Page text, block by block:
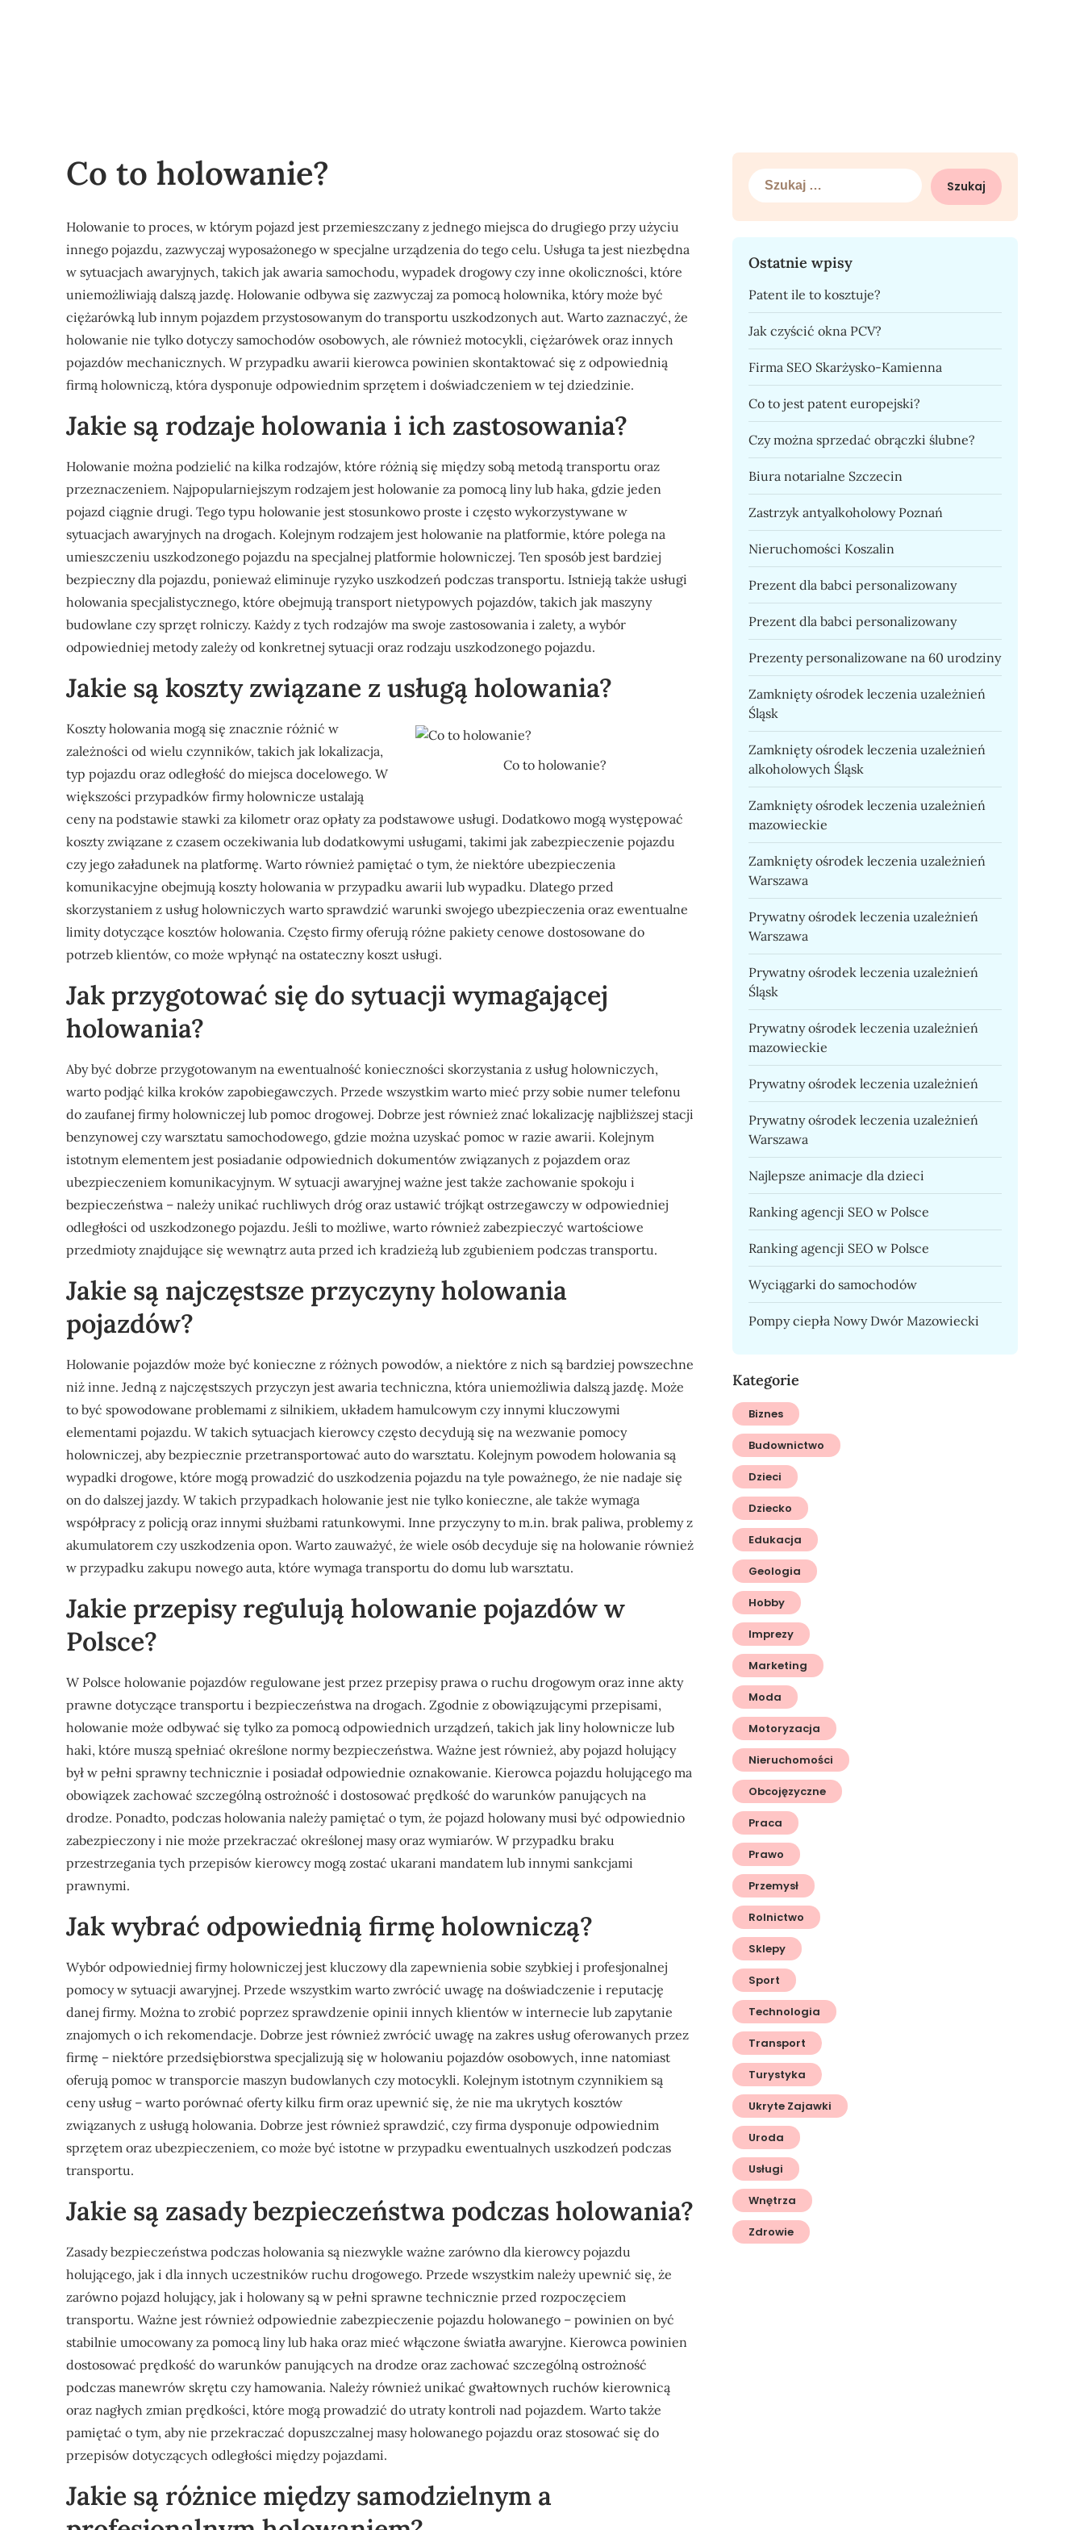
Co to holowanie?
Holowanie to proces, w którym pojazd jest przemieszczany z jednego miejsca do drugiego przy użyciu
innego pojazdu, zazwyczaj wyposażonego w specjalne urządzenia do tego celu. Usługa ta jest niezbędna
w sytuacjach awaryjnych, takich jak awaria samochodu, wypadek drogowy czy inne okoliczności, które
uniemożliwiają dalszą jazdę. Holowanie odbywa się zazwyczaj za pomocą holownika, który może być
ciężarówką lub innym pojazdem przystosowanym do transportu uszkodzonych aut. Warto zaznaczyć, że
holowanie nie tylko dotyczy samochodów osobowych, ale również motocykli, ciężarówek oraz innych
pojazdów mechanicznych. W przypadku awarii kierowca powinien skontaktować się z odpowiednią
firmą holowniczą, która dysponuje odpowiednim sprzętem i doświadczeniem w tej dziedzinie.
Jakie są rodzaje holowania i ich zastosowania?
Holowanie można podzielić na kilka rodzajów, które różnią się między sobą metodą transportu oraz
przeznaczeniem. Najpopularniejszym rodzajem jest holowanie za pomocą liny lub haka, gdzie jeden
pojazd ciągnie drugi. Tego typu holowanie jest stosunkowo proste i często wykorzystywane w
sytuacjach awaryjnych na drogach. Kolejnym rodzajem jest holowanie na platformie, które polega na
umieszczeniu uszkodzonego pojazdu na specjalnej platformie holowniczej. Ten sposób jest bardziej
bezpieczny dla pojazdu, ponieważ eliminuje ryzyko uszkodzeń podczas transportu. Istnieją także usługi
holowania specjalistycznego, które obejmują transport nietypowych pojazdów, takich jak maszyny
budowlane czy sprzęt rolniczy. Każdy z tych rodzajów ma swoje zastosowania i zalety, a wybór
odpowiedniej metody zależy od konkretnej sytuacji oraz rodzaju uszkodzonego pojazdu.
Jakie są koszty związane z usługą holowania?
Co to holowanie?
Koszty holowania mogą się znacznie różnić w
zależności od wielu czynników, takich jak lokalizacja,
typ pojazdu oraz odległość do miejsca docelowego. W
większości przypadków firmy holownicze ustalają
ceny na podstawie stawki za kilometr oraz opłaty za podstawowe usługi. Dodatkowo mogą występować
koszty związane z czasem oczekiwania lub dodatkowymi usługami, takimi jak zabezpieczenie pojazdu
czy jego załadunek na platformę. Warto również pamiętać o tym, że niektóre ubezpieczenia
komunikacyjne obejmują koszty holowania w przypadku awarii lub wypadku. Dlatego przed
skorzystaniem z usług holowniczych warto sprawdzić warunki swojego ubezpieczenia oraz ewentualne
limity dotyczące kosztów holowania. Często firmy oferują różne pakiety cenowe dostosowane do
potrzeb klientów, co może wpłynąć na ostateczny koszt usługi.
Jak przygotować się do sytuacji wymagającej
holowania?
Aby być dobrze przygotowanym na ewentualność konieczności skorzystania z usług holowniczych,
warto podjąć kilka kroków zapobiegawczych. Przede wszystkim warto mieć przy sobie numer telefonu
do zaufanej firmy holowniczej lub pomoc drogowej. Dobrze jest również znać lokalizację najbliższej stacji
benzynowej czy warsztatu samochodowego, gdzie można uzyskać pomoc w razie awarii. Kolejnym
istotnym elementem jest posiadanie odpowiednich dokumentów związanych z pojazdem oraz
ubezpieczeniem komunikacyjnym. W sytuacji awaryjnej ważne jest także zachowanie spokoju i
bezpieczeństwa – należy unikać ruchliwych dróg oraz ustawić trójkąt ostrzegawczy w odpowiedniej
odległości od uszkodzonego pojazdu. Jeśli to możliwe, warto również zabezpieczyć wartościowe
przedmioty znajdujące się wewnątrz auta przed ich kradzieżą lub zgubieniem podczas transportu.
Jakie są najczęstsze przyczyny holowania
pojazdów?
Holowanie pojazdów może być konieczne z różnych powodów, a niektóre z nich są bardziej powszechne
niż inne. Jedną z najczęstszych przyczyn jest awaria techniczna, która uniemożliwia dalszą jazdę. Może
to być spowodowane problemami z silnikiem, układem hamulcowym czy innymi kluczowymi
elementami pojazdu. W takich sytuacjach kierowcy często decydują się na wezwanie pomocy
holowniczej, aby bezpiecznie przetransportować auto do warsztatu. Kolejnym powodem holowania są
wypadki drogowe, które mogą prowadzić do uszkodzenia pojazdu na tyle poważnego, że nie nadaje się
on do dalszej jazdy. W takich przypadkach holowanie jest nie tylko konieczne, ale także wymaga
współpracy z policją oraz innymi służbami ratunkowymi. Inne przyczyny to m.in. brak paliwa, problemy z
akumulatorem czy uszkodzenia opon. Warto zauważyć, że wiele osób decyduje się na holowanie również
w przypadku zakupu nowego auta, które wymaga transportu do domu lub warsztatu.
Jakie przepisy regulują holowanie pojazdów w
Polsce?
W Polsce holowanie pojazdów regulowane jest przez przepisy prawa o ruchu drogowym oraz inne akty
prawne dotyczące transportu i bezpieczeństwa na drogach. Zgodnie z obowiązującymi przepisami,
holowanie może odbywać się tylko za pomocą odpowiednich urządzeń, takich jak liny holownicze lub
haki, które muszą spełniać określone normy bezpieczeństwa. Ważne jest również, aby pojazd holujący
był w pełni sprawny technicznie i posiadał odpowiednie oznakowanie. Kierowca pojazdu holującego ma
obowiązek zachować szczególną ostrożność i dostosować prędkość do warunków panujących na
drodze. Ponadto, podczas holowania należy pamiętać o tym, że pojazd holowany musi być odpowiednio
zabezpieczony i nie może przekraczać określonej masy oraz wymiarów. W przypadku braku
przestrzegania tych przepisów kierowcy mogą zostać ukarani mandatem lub innymi sankcjami
prawnymi.
Jak wybrać odpowiednią firmę holowniczą?
Wybór odpowiedniej firmy holowniczej jest kluczowy dla zapewnienia sobie szybkiej i profesjonalnej
pomocy w sytuacji awaryjnej. Przede wszystkim warto zwrócić uwagę na doświadczenie i reputację
danej firmy. Można to zrobić poprzez sprawdzenie opinii innych klientów w internecie lub zapytanie
znajomych o ich rekomendacje. Dobrze jest również zwrócić uwagę na zakres usług oferowanych przez
firmę – niektóre przedsiębiorstwa specjalizują się w holowaniu pojazdów osobowych, inne natomiast
oferują pomoc w transporcie maszyn budowlanych czy motocykli. Kolejnym istotnym czynnikiem są
ceny usług – warto porównać oferty kilku firm oraz upewnić się, że nie ma ukrytych kosztów
związanych z usługą holowania. Dobrze jest również sprawdzić, czy firma dysponuje odpowiednim
sprzętem oraz ubezpieczeniem, co może być istotne w przypadku ewentualnych uszkodzeń podczas
transportu.
Jakie są zasady bezpieczeństwa podczas holowania?
Zasady bezpieczeństwa podczas holowania są niezwykle ważne zarówno dla kierowcy pojazdu
holującego, jak i dla innych uczestników ruchu drogowego. Przede wszystkim należy upewnić się, że
zarówno pojazd holujący, jak i holowany są w pełni sprawne technicznie przed rozpoczęciem
transportu. Ważne jest również odpowiednie zabezpieczenie pojazdu holowanego – powinien on być
stabilnie umocowany za pomocą liny lub haka oraz mieć włączone światła awaryjne. Kierowca powinien
dostosować prędkość do warunków panujących na drodze oraz zachować szczególną ostrożność
podczas manewrów skrętu czy hamowania. Należy również unikać gwałtownych ruchów kierownicą
oraz nagłych zmian prędkości, które mogą prowadzić do utraty kontroli nad pojazdem. Warto także
pamiętać o tym, aby nie przekraczać dopuszczalnej masy holowanego pojazdu oraz stosować się do
przepisów dotyczących odległości między pojazdami.
Jakie są różnice między samodzielnym a
Szukaj:
Ostatnie wpisy
Patent ile to kosztuje?
Jak czyścić okna PCV?
Firma SEO Skarżysko-Kamienna
Co to jest patent europejski?
Czy można sprzedać obrączki ślubne?
Biura notarialne Szczecin
Zastrzyk antyalkoholowy Poznań
Nieruchomości Koszalin
Prezent dla babci personalizowany
Prezent dla babci personalizowany
Prezenty personalizowane na 60 urodziny
Zamknięty ośrodek leczenia uzależnień
Śląsk
Zamknięty ośrodek leczenia uzależnień
alkoholowych Śląsk
Zamknięty ośrodek leczenia uzależnień
mazowieckie
Zamknięty ośrodek leczenia uzależnień
Warszawa
Prywatny ośrodek leczenia uzależnień
Warszawa
Prywatny ośrodek leczenia uzależnień
Śląsk
Prywatny ośrodek leczenia uzależnień
mazowieckie
Prywatny ośrodek leczenia uzależnień
Prywatny ośrodek leczenia uzależnień
Warszawa
Najlepsze animacje dla dzieci
Ranking agencji SEO w Polsce
Ranking agencji SEO w Polsce
Wyciągarki do samochodów
Pompy ciepła Nowy Dwór Mazowiecki
Kategorie
Biznes
Budownictwo
Dzieci
Dziecko
Edukacja
Geologia
Hobby
Imprezy
Marketing
Moda
Motoryzacja
Nieruchomości
Obcojęzyczne
Praca
Prawo
Przemysł
Rolnictwo
Sklepy
Sport
Technologia
Transport
Turystyka
Ukryte Zajawki
Uroda
Usługi
Wnętrza
Zdrowie